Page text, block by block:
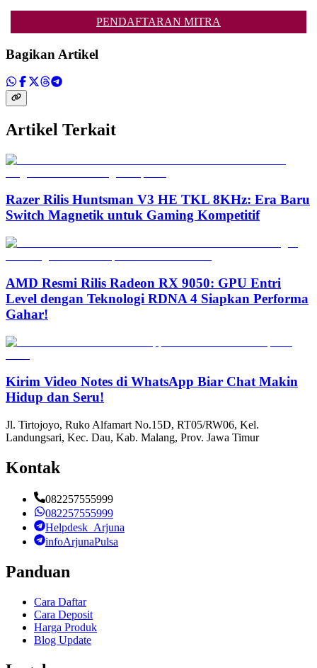
PENDAFTARAN MITRA
Bagikan Artikel
Artikel Terkait
Razer Rilis Huntsman V3 HE TKL 8KHz: Era Baru
Switch Magnetik untuk Gaming Kompetitif
AMD Resmi Rilis Radeon RX 9050: GPU Entri
Level dengan Teknologi RDNA 4 Siapkan Performa
Gahar!
Kirim Video Notes di WhatsApp Biar Chat Makin
Hidup dan Seru!
Jl. Tirtojoyo, Ruko Alfamart No.15D, RT05/RW06, Kel.
Landungsari, Kec. Dau, Kab. Malang, Prov. Jawa Timur
Kontak
082257555999
082257555999
Helpdesk_Arjuna
infoArjunaPulsa
Panduan
Cara Daftar
Cara Deposit
Harga Produk
Blog Update